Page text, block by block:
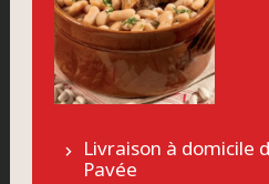
Livraison à domicile
Pavée